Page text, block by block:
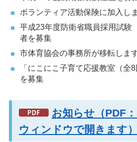
ボランティア活動保険に加入し
平成23年度防衛省職員採用試験
者を募集
市体育協会の事務所が移転しま
「にこにこ子育て応援教室（全
を募集
お知らせ（PDF
ウィンドウで開きます）